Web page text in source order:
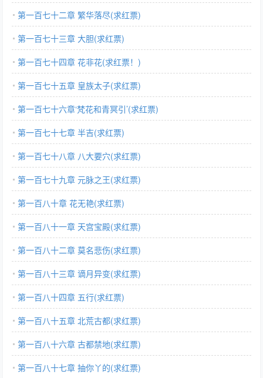
第一百七十二章 繁华落尽(求红票)
第一百七十三章 大胆(求红票)
第一百七十四章 花非花(求红票！)
第一百七十五章 皇族太子(求红票)
第一百七十六章‘梵花和青冥引’(求红票)
第一百七十七章 半吉(求红票)
第一百七十八章 八大要穴(求红票)
第一百七十九章 元脉之王(求红票)
第一百八十章 花无艳(求红票)
第一百八十一章 天宫宝殿(求红票)
第一百八十二章 莫名悲伤(求红票)
第一百八十三章 谪月异变(求红票)
第一百八十四章 五行(求红票)
第一百八十五章 北荒古都(求红票)
第一百八十六章 古都禁地(求红票)
第一百八十七章 抽你丫的(求红票)